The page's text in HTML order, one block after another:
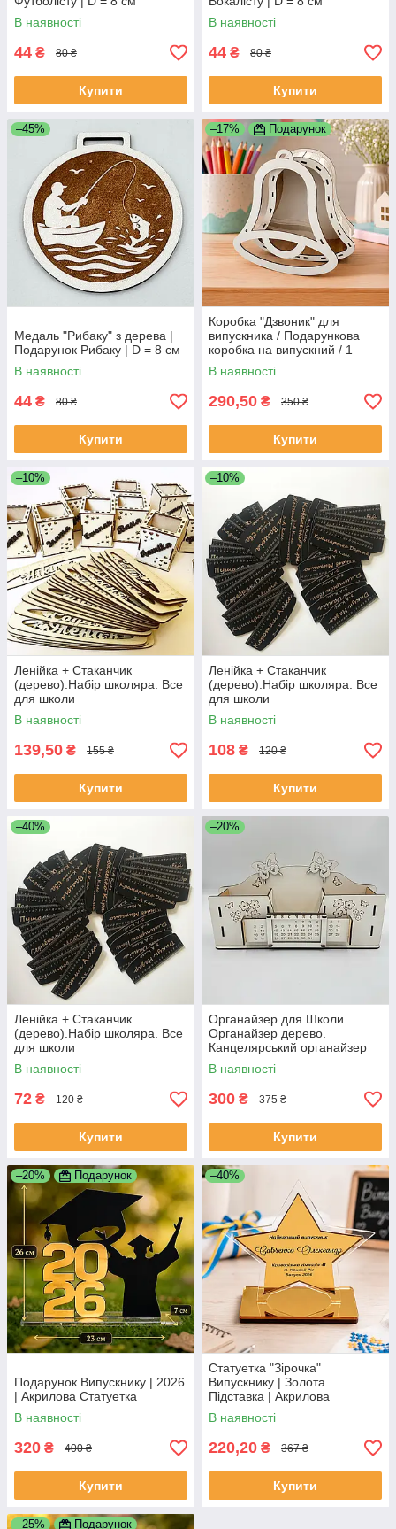
В наявності
44 ₴ 80 ₴
Купити
В наявності
44 ₴ 80 ₴
Купити
–45%
Медаль "Рибаку" з дерева |
Подарунок Рибаку | D = 8 см
В наявності
44 ₴ 80 ₴
Купити
–17% Подарунок
Коробка "Дзвоник" для
випускника / Подарункова
коробка на випускний / 1
Вересня
В наявності
290,50 ₴ 350 ₴
Купити
–10%
Ленійка + Стаканчик
(дерево).Набір школяра. Все
для школи
В наявності
139,50 ₴ 155 ₴
Купити
–10%
Ленійка + Стаканчик
(дерево).Набір школяра. Все
для школи
В наявності
108 ₴ 120 ₴
Купити
–40%
Ленійка + Стаканчик
(дерево).Набір школяра. Все
для школи
В наявності
72 ₴ 120 ₴
Купити
–20%
Органайзер для Школи.
Органайзер дерево.
Канцелярський органайзер
В наявності
300 ₴ 375 ₴
Купити
–20% Подарунок
Подарунок Випускнику | 2026
| Акрилова Статуетка
В наявності
320 ₴ 400 ₴
Купити
–40%
Статуетка "Зірочка"
Випускнику | Золота
Підставка | Акрилова
Статуетка
В наявності
220,20 ₴ 367 ₴
Купити
–25% Подарунок